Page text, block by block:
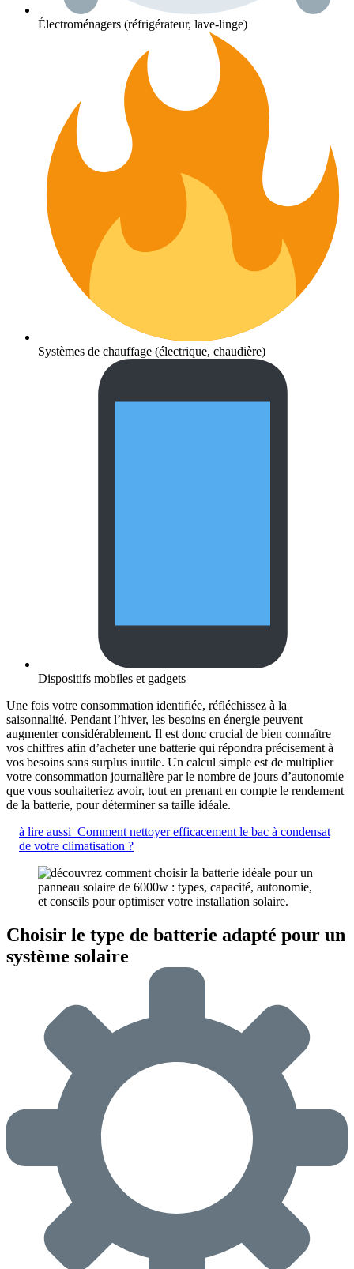
Électroménagers (réfrigérateur, lave-linge)
Systèmes de chauffage (électrique, chaudière)
Dispositifs mobiles et gadgets
Une fois votre consommation identifiée, réfléchissez à la
saisonnalité. Pendant l’hiver, les besoins en énergie peuvent
augmenter considérablement. Il est donc crucial de bien connaître
vos chiffres afin d’acheter une batterie qui répondra précisement à
vos besoins sans surplus inutile. Un calcul simple est de multiplier
votre consommation journalière par le nombre de jours d’autonomie
que vous souhaiteriez avoir, tout en prenant en compte le rendement
de la batterie, pour déterminer sa taille idéale.
à lire aussi Comment nettoyer efficacement le bac à condensat
de votre climatisation ?
Choisir le type de batterie adapté pour un
système solaire